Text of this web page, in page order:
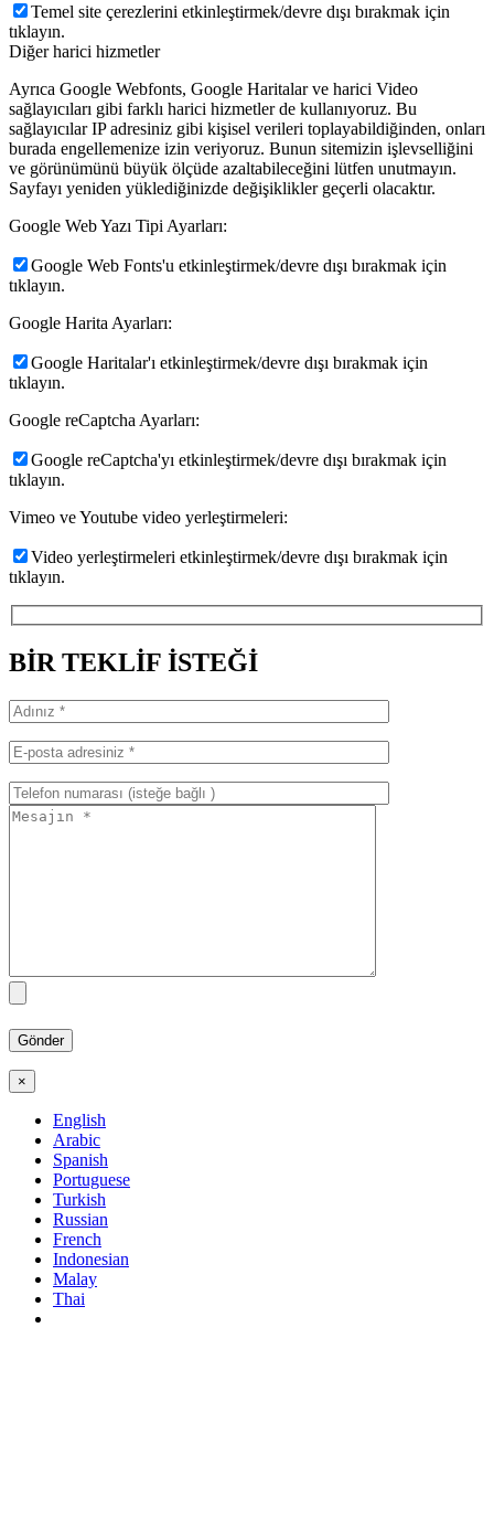
Temel site çerezlerini etkinleştirmek/devre dışı bırakmak için
tıklayın.
Diğer harici hizmetler
Ayrıca Google Webfonts, Google Haritalar ve harici Video
sağlayıcıları gibi farklı harici hizmetler de kullanıyoruz. Bu
sağlayıcılar IP adresiniz gibi kişisel verileri toplayabildiğinden, onları
burada engellemenize izin veriyoruz. Bunun sitemizin işlevselliğini
ve görünümünü büyük ölçüde azaltabileceğini lütfen unutmayın.
Sayfayı yeniden yüklediğinizde değişiklikler geçerli olacaktır.
Google Web Yazı Tipi Ayarları:
Google Web Fonts'u etkinleştirmek/devre dışı bırakmak için
tıklayın.
Google Harita Ayarları:
Google Haritalar'ı etkinleştirmek/devre dışı bırakmak için
tıklayın.
Google reCaptcha Ayarları:
Google reCaptcha'yı etkinleştirmek/devre dışı bırakmak için
tıklayın.
Vimeo ve Youtube video yerleştirmeleri:
Video yerleştirmeleri etkinleştirmek/devre dışı bırakmak için
tıklayın.
BİR TEKLİF İSTEĞİ
×
English
Arabic
Spanish
Portuguese
Turkish
Russian
French
Indonesian
Malay
Thai